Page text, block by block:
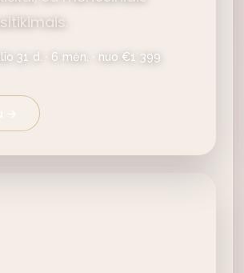
31 d. · 6 mėn. · nuo €1 399